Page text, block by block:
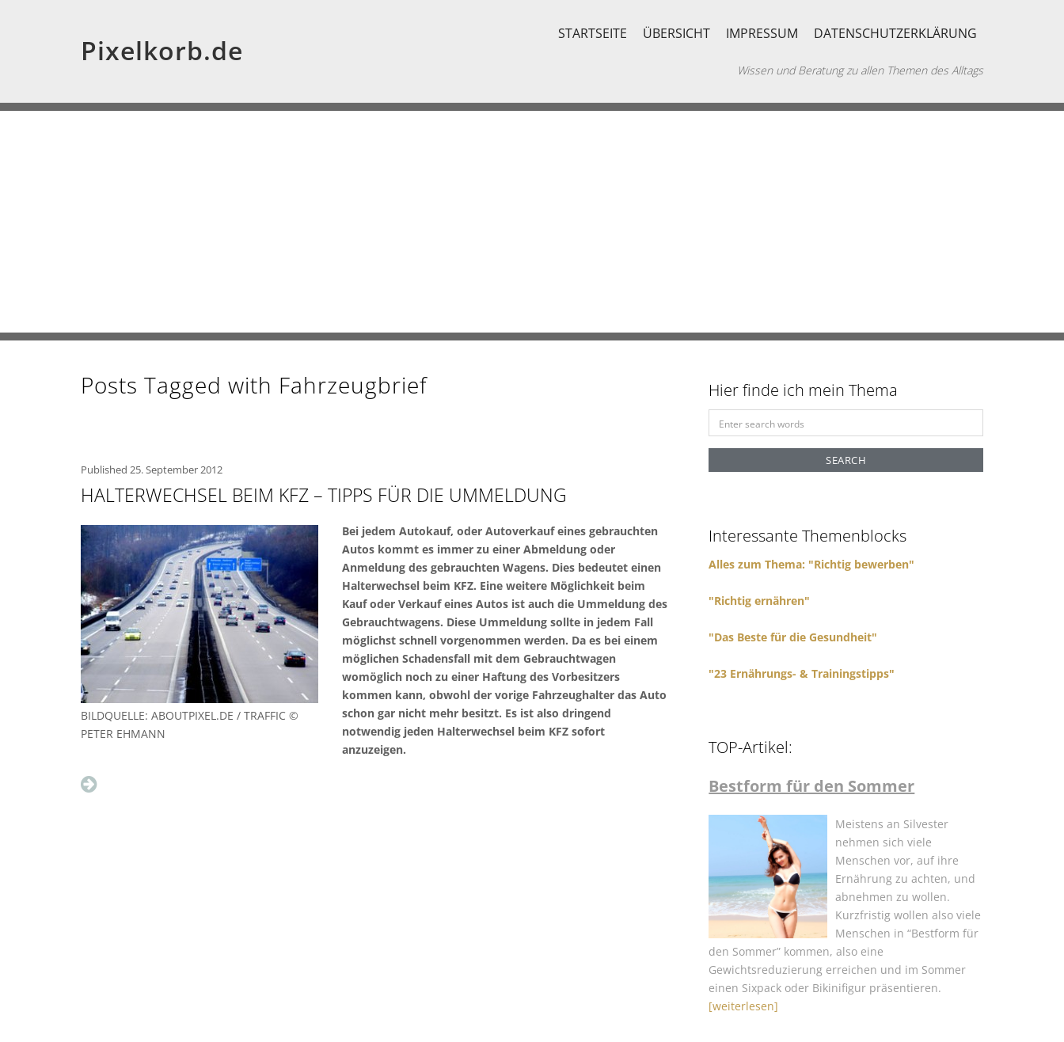
Pixelkorb.de
STARTSEITE ÜBERSICHT IMPRESSUM DATENSCHUTZERKLÄRUNG
Wissen und Beratung zu allen Themen des Alltags
Posts Tagged with Fahrzeugbrief
Published 25. September 2012
HALTERWECHSEL BEIM KFZ – TIPPS FÜR DIE UMMELDUNG
BILDQUELLE: ABOUTPIXEL.DE / TRAFFIC ©
PETER EHMANN
Bei jedem Autokauf, oder Autoverkauf eines gebrauchten
Autos kommt es immer zu einer Abmeldung oder
Anmeldung des gebrauchten Wagens. Dies bedeutet einen
Halterwechsel beim KFZ. Eine weitere Möglichkeit beim
Kauf oder Verkauf eines Autos ist auch die Ummeldung des
Gebrauchtwagens. Diese Ummeldung sollte in jedem Fall
möglichst schnell vorgenommen werden. Da es bei einem
möglichen Schadensfall mit dem Gebrauchtwagen
womöglich noch zu einer Haftung des Vorbesitzers
kommen kann, obwohl der vorige Fahrzeughalter das Auto
schon gar nicht mehr besitzt. Es ist also dringend
notwendig jeden Halterwechsel beim KFZ sofort
anzuzeigen.
Hier finde ich mein Thema
e
r
f
o
r
Interessante Themenblocks
Alles zum Thema: "Richtig bewerben"
"Richtig ernähren"
"Das Beste für die Gesundheit"
"23 Ernährungs- & Trainingstipps"
TOP-Artikel:
Bestform für den Sommer
Meistens an Silvester
nehmen sich viele
Menschen vor, auf ihre
Ernährung zu achten, und
abnehmen zu wollen.
Kurzfristig wollen also viele
Menschen in “Bestform für
den Sommer” kommen, also eine
Gewichtsreduzierung erreichen und im Sommer
einen Sixpack oder Bikinifigur präsentieren.
[weiterlesen]